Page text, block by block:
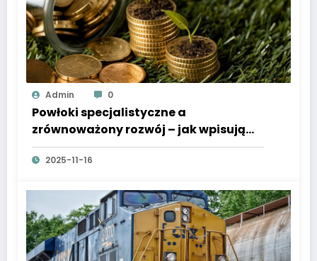
Admin 0
Powłoki specjalistyczne a
zrównoważony rozwój – jak wpisują
się w gospodarkę obiegu
zamkniętego?
2025-11-16